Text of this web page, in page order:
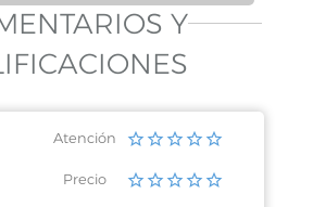
Y
Atención
Precio